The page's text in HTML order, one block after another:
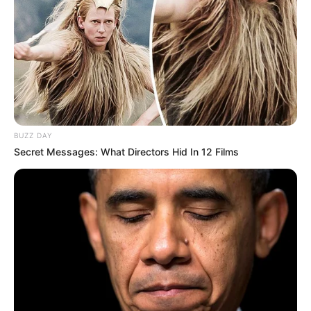
NOTICIAS ANTIOQUIA
MANTÉNGASE EN ALERTA
Tenemos todas las noticias que le
interesan. Para estar bien informado, por
favor, active las notificaciones de Alerta.
ACTIVAR AHORA
TEMAS DESTACADOS
EMERGENCIAS POR LLUVIAS
METRO DE MEDELLÍN
ELECCIONES PRESIDENCIALES
BUZZ DAY
Secret Messages: What Directors Hid In 12 Films